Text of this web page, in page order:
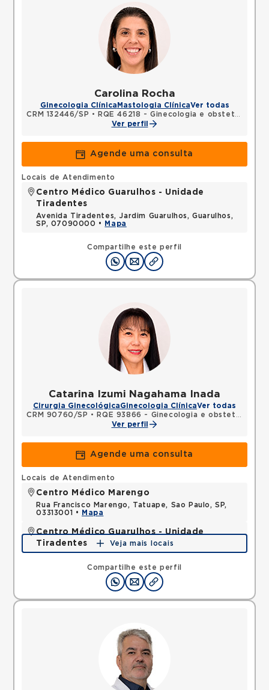
Carolina Rocha
Ginecologia Clínica Mastologia ClínicaVer todas
CRM 132446/SP • RQE 46218 - Ginecologia e obstetrícia
Ver perfil
Agende uma consulta
Compartilhe este perfil
Locais de Atendimento
Centro Médico Guarulhos - Unidade
Tiradentes
Avenida Tiradentes, Jardim Guarulhos, Guarulhos,
SP, 07090000 •
Mapa
Catarina Izumi Nagahama Inada
Cirurgia GinecológicaGinecologia ClínicaVer todas
CRM 90760/SP •
RQE 93866 - Ginecologia e obstetrícia
Ver perfil
Agende uma consulta
Compartilhe este perfil
Locais de Atendimento
Centro Médico Marengo
Rua Francisco Marengo, Tatuape, Sao Paulo, SP,
03313001 •
Mapa
Centro Médico Guarulhos - Unidade
Tiradentes
Avenida Tiradentes, Jardim Guarulhos, Guarulhos,
SP, 07090000 •
Mapa
Veja mais locais